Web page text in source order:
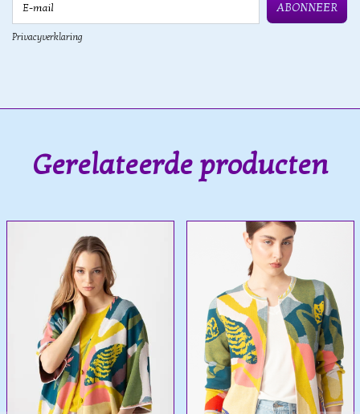
ABONNEER
Privacyverklaring
Gerelateerde producten